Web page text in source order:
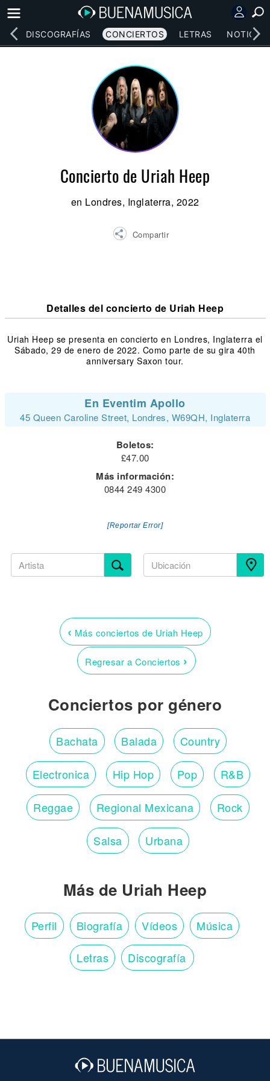
DISCOGRAFÍAS CONCIERTOS LETRAS NOTICIAS
Concierto de Uriah Heep
en Londres, Inglaterra, 2022
Compartir
Detalles del concierto de Uriah Heep
Uriah Heep se presenta en concierto en Londres, Inglaterra el
Sábado, 29 de enero de 2022. Como parte de su gira 40th
anniversary Saxon tour.
En Eventim Apollo
45 Queen Caroline Street, Londres, W69QH, Inglaterra
Boletos:
£47.00
Más información:
0844 249 4300
[Reportar Error]
‹ Más conciertos de Uriah Heep
Regresar a Conciertos ›
Conciertos por género
Bachata Balada Country
Electronica Hip Hop Pop R&B
Reggae Regional Mexicana Rock
Salsa Urbana
Más de Uriah Heep
Perfil Biografía Vídeos Música
Letras Discografía